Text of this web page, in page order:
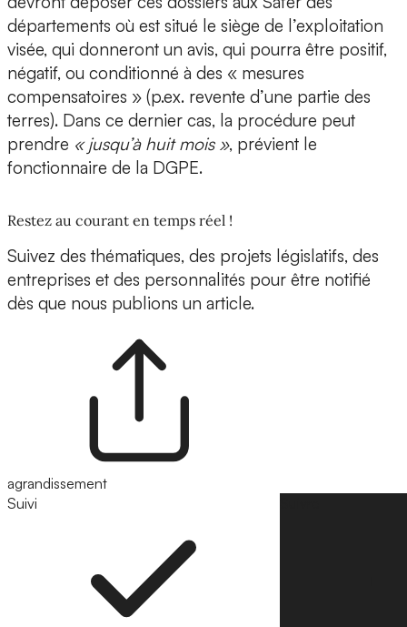
départements où est situé le siège de l’exploitation
visée, qui donneront un avis, qui pourra être positif,
négatif, ou conditionné à des « mesures
compensatoires » (p.ex. revente d’une partie des
terres). Dans ce dernier cas, la procédure peut
prendre « jusqu’à huit mois », prévient le
fonctionnaire de la DGPE.
Restez au courant en temps réel !
Suivez des thématiques, des projets législatifs, des
entreprises et des personnalités pour être notifié
dès que nous publions un article.
agrandissement
Suivi